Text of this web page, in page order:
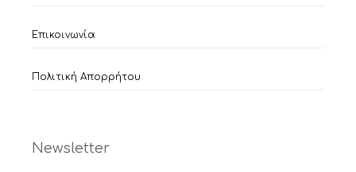
Επικοινωνία
Πολιτική Απορρήτου
Newsletter